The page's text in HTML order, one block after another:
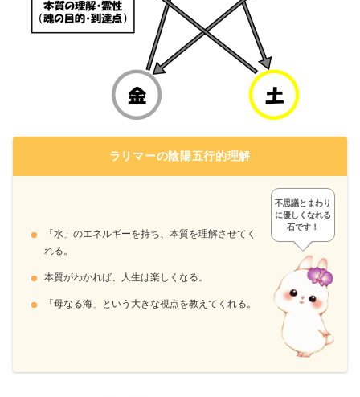
ラリマーの陰陽五行的理解
「水」のエネルギーを持ち、本質を理解させてく
れる。
本質がわかれば、人生は楽しくなる。
「母なる海」という大きな視点を教えてくれる。
不思議とまわり
に優しくなれる
石です！